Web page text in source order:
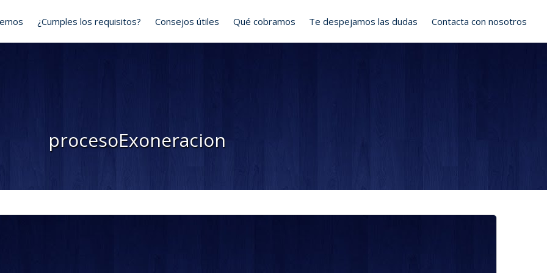
procesoExoneracion
¿Cumples los requisitos? Consejos útiles Qué cobramos Te despejamos las dudas Contacta con nosotros